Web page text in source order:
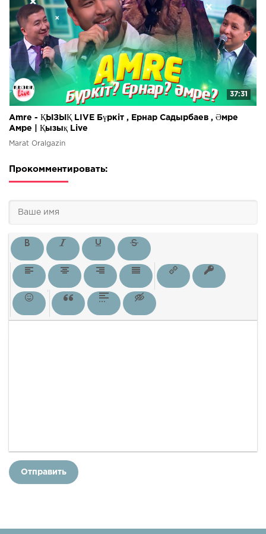
37:31
Amre - ҚЫЗЫҚ LIVE Бүркіт , Ернар Садырбаев , Әмре
Амре | Қызық Live
Marat Oralgazin
Прокомментировать:
Отправить